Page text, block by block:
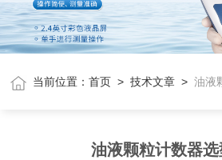
当前位置：首页 >技术文章 >油液
油液颗粒计数器